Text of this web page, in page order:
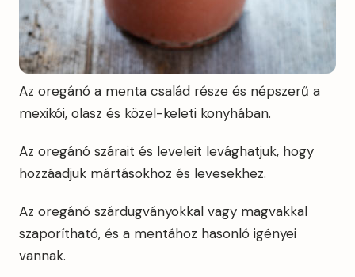
Az oregánó a menta család része és népszerű a
mexikói, olasz és közel-keleti konyhában.
Az oregánó szárait és leveleit levághatjuk, hogy
hozzáadjuk mártásokhoz és levesekhez.
Az oregánó szárdugványokkal vagy magvakkal
szaporítható, és a mentához hasonló igényei
vannak.